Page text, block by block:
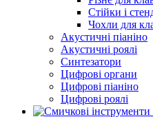
Стійки і
Чохли для
Акустичні піаніно
Акустичні роялі
Синтезатори
Цифрові органи
Цифрові піаніно
Цифрові роялі